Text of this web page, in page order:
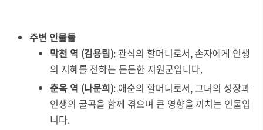
주변 인물들
막천 역 (김용림): 관식의 할머니로서, 손자에게 인생
의 지혜를 전하는 든든한 지원군입니다.
춘옥 역 (나문희): 애순의 할머니로서, 그녀의 성장과
인생의 굴곡을 함께 겪으며 큰 영향을 끼치는 인물입
니다.